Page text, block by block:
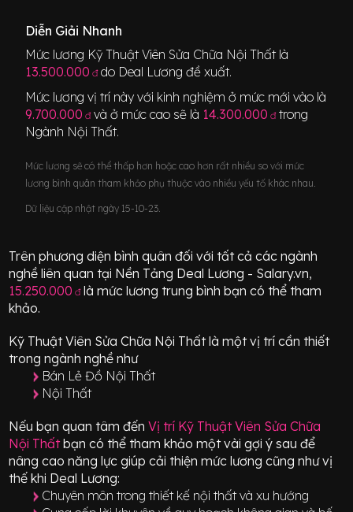
Diễn Giải Nhanh
Mức lương Kỹ Thuật Viên Sửa Chữa Nội Thất là
13.500.000 đdo Deal Lương đề xuất.
Mức lương vị trí này với kinh nghiệm ở mức mới vào là
9.700.000 đ và ở mức cao sẽ là 14.300.000 đ trong
Ngành Nội Thất.
Mức lương sẽ có thể thấp hơn hoặc cao hơn rất nhiều so với mức
lương bình quân tham khảo phụ thuộc vào nhiều yếu tố khác nhau.
Dữ liệu cập nhật ngày 15-10-23.
Trên phương diện bình quân đối với tất cả các ngành
nghề liên quan tại Nền Tảng Deal Lương - Salary.vn,
15.250.000 đlà mức lương trung bình bạn có thể tham
khảo.
Kỹ Thuật Viên Sửa Chữa Nội Thất là một vị trícần thiết
trong ngành nghề như
Bán Lẻ Đồ Nội Thất
Nội Thất
Nếu bạn quan tâm đến Vị trí Kỹ Thuật Viên Sửa Chữa
Nội Thấtbạn có thể tham khảo một vài gợi ý sau để
nâng cao năng lực giúp cải thiện mức lương cũng như vị
thế khi Deal Lương:
Chuyên môn trong thiết kế nội thất và xu hướng